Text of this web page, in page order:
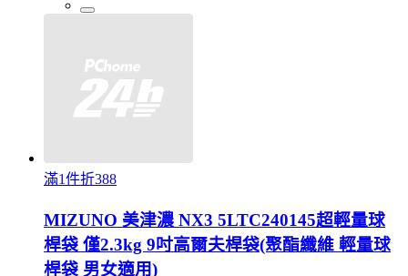
滿1件折388
MIZUNO 美津濃 NX3 5LTC240145超輕量球
桿袋 僅2.3kg 9吋高爾夫桿袋(聚酯纖維 輕量球
桿袋 男女適用)